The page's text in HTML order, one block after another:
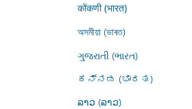
कोंकणी (भारत)
অসমীয়া (ভাৰত)
ગુજરાતી (ભારત)
ಕನ್ನಡ (ಭಾರತ)
ລາວ (ລາວ)